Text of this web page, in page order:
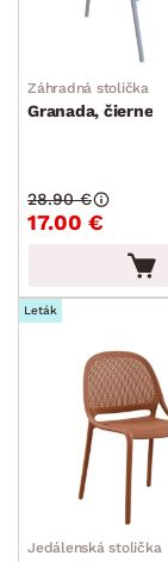
Záhradná stolička
Granada, čierne
17.00 €
28.90 €
Leták
Jedálenská stolička